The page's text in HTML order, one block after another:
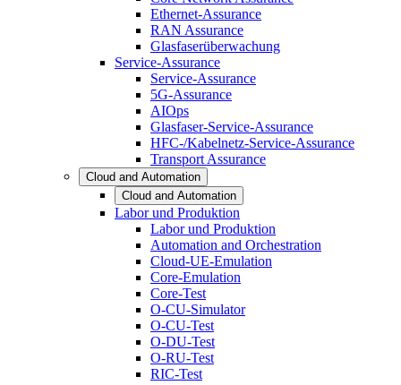
Ethernet-Assurance
RAN Assurance
Glasfaserüberwachung
Service-Assurance
Service-Assurance
5G-Assurance
AIOps
Glasfaser-Service-Assurance
HFC-/Kabelnetz-Service-Assurance
Transport Assurance
Cloud and Automation
Cloud and Automation
Labor und Produktion
Labor und Produktion
Automation and Orchestration
Cloud-UE-Emulation
Core-Emulation
Core-Test
O-CU-Simulator
O-CU-Test
O-DU-Test
O-RU-Test
RIC-Test